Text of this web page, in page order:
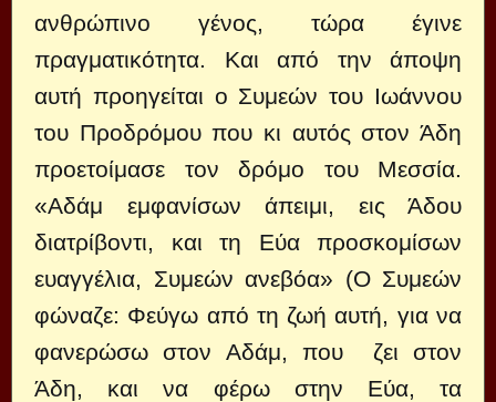
ανθρώπινο γένος, τώρα έγινε
πραγματικότητα. Και από την άποψη
αυτή προηγείται ο Συμεών του Ιωάννου
του Προδρόμου που κι αυτός στον Άδη
προετοίμασε τον δρόμο του Μεσσία.
«Αδάμ εμφανίσων άπειμι, εις Άδου
διατρίβοντι, και τη Εύα προσκομίσων
ευαγγέλια, Συμεών ανεβόα» (Ο Συμεών
φώναζε: Φεύγω από τη ζωή αυτή, για να
φανερώσω στον Αδάμ, που ζει στον
Άδη, και να φέρω στην Εύα, τα